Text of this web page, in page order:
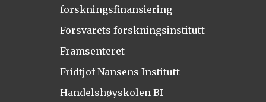
forskningsfinansiering
Forsvarets forskningsinstitutt
Framsenteret
Fridtjof Nansens Institutt
Handelshøyskolen BI